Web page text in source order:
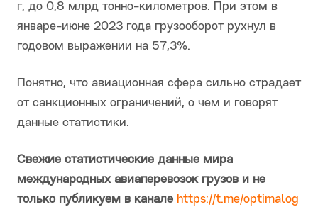
г, до 0,8 млрд тонно-километров. При этом в
январе-июне 2023 года грузооборот рухнул в
годовом выражении на 57,3%.
Понятно, что авиационная сфера сильно страдает
от санкционных ограничений, о чем и говорят
данные статистики.
Свежие статистические данные мира
международных авиаперевозок грузов и не
только публикуем в канале https://t.me/optimalog